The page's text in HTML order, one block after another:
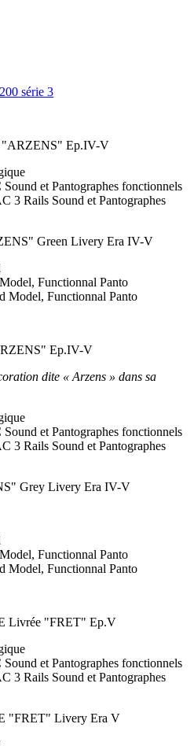
série 3
"ARZENS" Ep.IV-V
et Pantographes fonctionnels
3 Rails Sound et Pantographes
Green Livery Era IV-V
Functionnal Panto
Model, Functionnal Panto
Ep.IV-V
dite « Arzens » dans sa
et Pantographes fonctionnels
3 Rails Sound et Pantographes
Grey Livery Era IV-V
Functionnal Panto
Model, Functionnal Panto
Livrée "FRET" Ep.V
et Pantographes fonctionnels
3 Rails Sound et Pantographes
"FRET" Livery Era V